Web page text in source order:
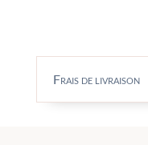
Frais de livraison